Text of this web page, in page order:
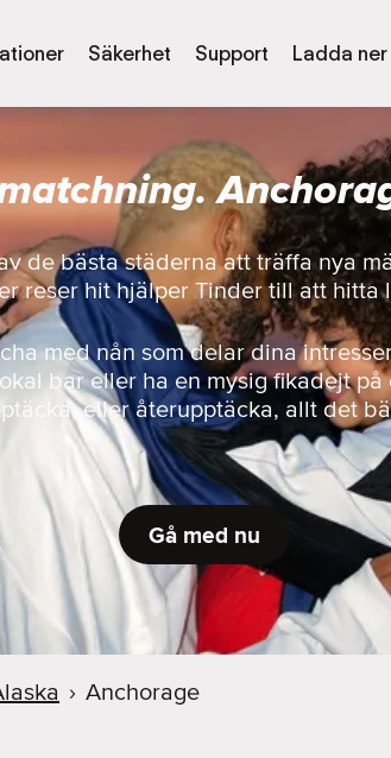
Säkerhet Support Ladda ner
de bästa städerna att träffa nya
reser hit hjälper Tinder till att hitta
med nån som delar dina
bar eller ha en mysig fikadejt
eller återupptäcka, allt det
Gå med nu
› Anchorage